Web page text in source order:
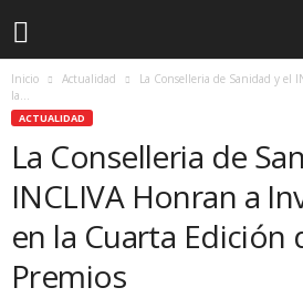
Inicio Actualidad
La Conselleria de Sanidad y el
la...
ACTUALIDAD
La Conselleria de
INCLIVA Honran a
en la Cuarta Edición
Premios